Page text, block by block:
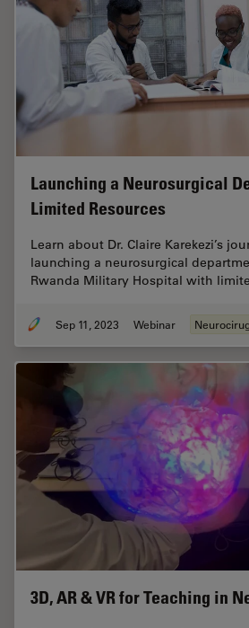
Launching a Neurosurgical
Limited Resources
Learn about Dr. Claire Karekezi’s
launching a neurosurgical
Rwanda Military Hospital with
Sep 11, 2023 Webinar
3D, AR & VR for Teaching in